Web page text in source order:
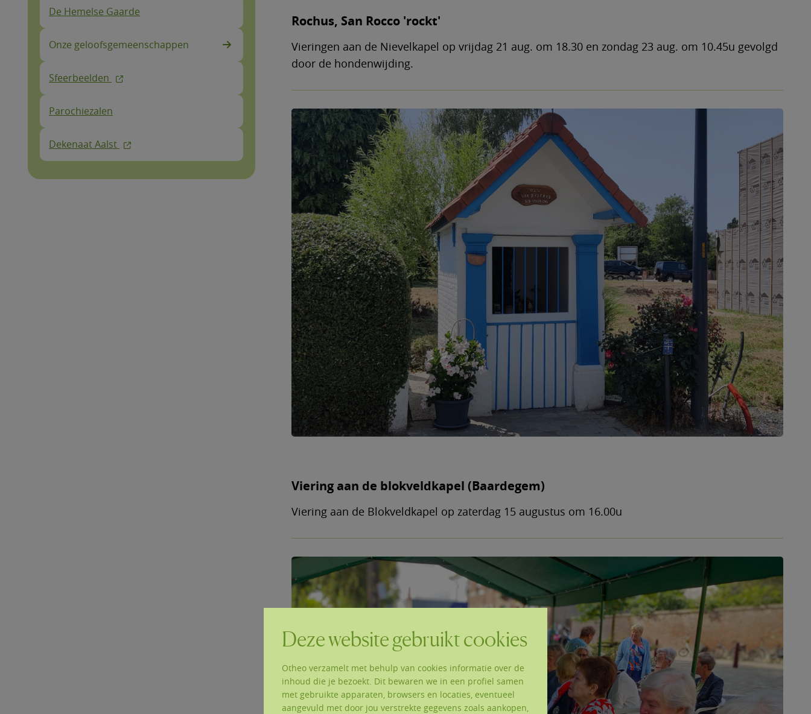
De Hemelse Gaarde
Onze geloofsgemeenschappen
Sfeerbeelden
Parochiezalen
Dekenaat Aalst
Rochus, San Rocco 'rockt'
Vieringen aan de Nievelkapel op vrijdag 21 aug. om 18.30 en zondag 23 aug. om 10.45u gevolgd
door de hondenwijding.
Viering aan de blokveldkapel (Baardegem)
Viering aan de Blokveldkapel op zaterdag 15 augustus om 16.00u
Deze website gebruikt cookies
Otheo verzamelt met behulp van cookies informatie over de
inhoud die je bezoekt. Dit bewaren we in een profiel samen
met gebruikte apparaten, browsers en locaties, eventueel
aangevuld met door jou verstrekte gegevens zoals aankopen,